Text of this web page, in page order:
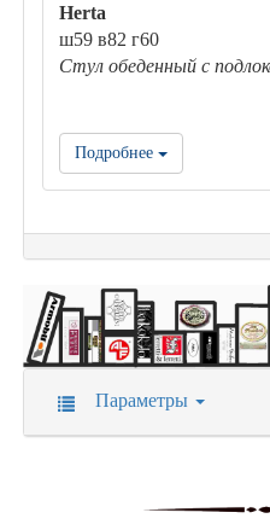
Herta
ш59 в82 г60
Стул обеденный с
Подробнее
Параметры